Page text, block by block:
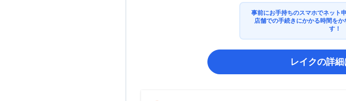
事前にお手持ちのスマホでネット
店舗での手続きにかかる時間を
す！
レイクの詳細